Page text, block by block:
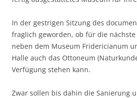
In der gestrigen Sitzung des
fraglich geworden, ob für die nächste
neben dem Museum Fridericianum
Halle auch das Ottoneum
Verfügung stehen kann.
Zwar sollen bis dahin die Sanierung